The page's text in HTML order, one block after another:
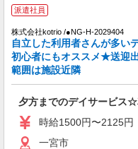
派遣社員
株式会社kotrio /●NG-H-
[ 高収入
時給
通費全支
一宮市
派遣社員
株式会社kotrio /●NG-H-2029404
自立した利用者さんが多い
初心者にもオススメ★送迎
範囲は施設近隣
夕方までのデイサービス☆
時給1500円〜2125
一宮市